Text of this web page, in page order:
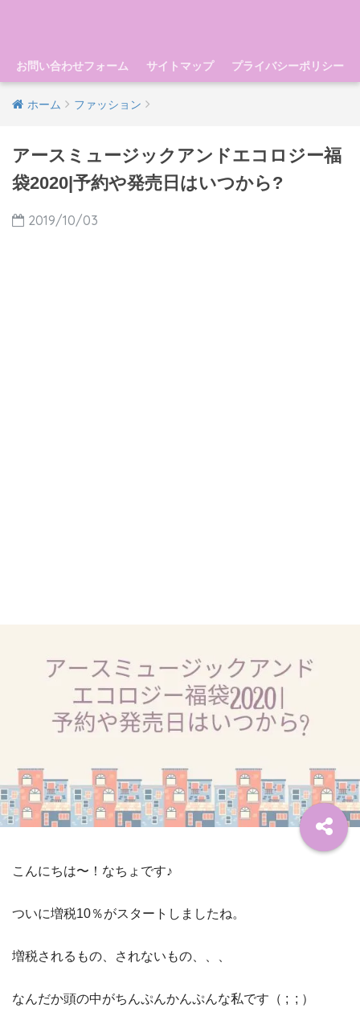
お問い合わせフォーム サイトマップ プライバシーポリシー
ホーム ファッション
アースミュージックアンドエコロジー福
袋2020|予約や発売日はいつから?
2019/10/03
こんにちは〜！なちょです♪
ついに増税10％がスタートしましたね。
増税されるもの、されないもの、、、
なんだか頭の中がちんぷんかんぷんな私です（ ; ; ）